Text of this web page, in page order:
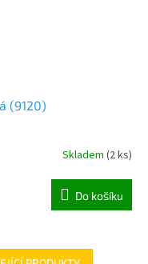
(9120)
Skladem (2 ks)
Do košíku